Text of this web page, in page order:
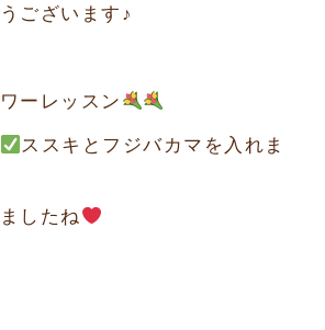
ございます♪
ーレッスン
ススキとフジバカマを入れま
したね